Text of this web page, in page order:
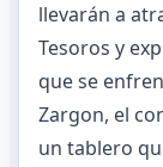
llevarán a
Tesoros y
que se
Zargon, el
un tablero